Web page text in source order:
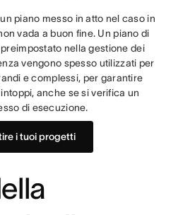
piano messo in atto nel caso in
vada a buon fine. Un piano di
nella gestione dei
vengono spesso utilizzati per
e complessi, per garantire
anche se si verifica un
di esecuzione.
i tuoi progetti